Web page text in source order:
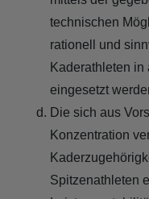
technischen
rationell und
Kaderathleten
eingesetzt
Die sich aus
Konzentration
Spitzenathleten